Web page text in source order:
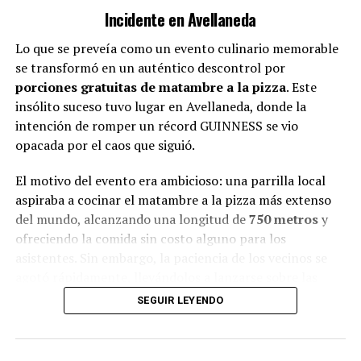
canciones que han dejado huella en la historia del rock
Operativo de seguridad y atención
Para asegurar el correcto desarrollo del evento, el
Gobierno de la provincia de Buenos Aires implementó
un amplio dispositivo de seguridad, que incluyó la
Asimismo, se establecieron postas sanitarias y
ambulancias para atender cualquier eventualidad que
pudiera surgir entre los asistentes.
Villa Domínico se llevó a cabo sin problemas
significativos y en un ambiente de respeto.
Incidente en Avellaneda
Lo que se preveía como un evento culinario memorable
se transformó en un auténtico descontrol por
porciones gratuitas de matambre a la pizza. Este
insólito suceso tuvo lugar en Avellaneda, donde la
intención de romper un récord GUINNESS se vio
opacada por el caos que siguió.
El motivo del evento era ambicioso: una parrilla local
aspiraba a cocinar el matambre a la pizza más extenso
del mundo, alcanzando una longitud de750 metrosy
ofreciendo la comida sin costo alguno para los
SEGUIR LEYENDO